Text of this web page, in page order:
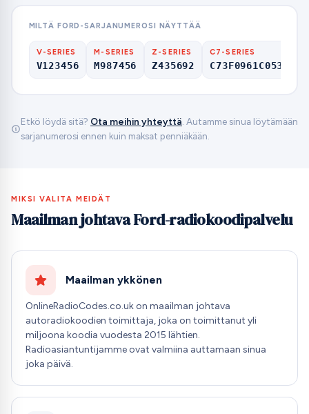
MILTÄ FORD-SARJANUMEROSI NÄYTTÄÄ
V-SERIES
V123456
M-SERIES
M987456
Z-SERIES
Z435692
C7-SERIES
C73F0961C0536857
Etkö löydä sitä? Ota meihin yhteyttä . Autamme sinua löytämään
sarjanumerosi ennen kuin maksat penniäkään.
MIKSI VALITA MEIDÄT
Maailman johtava Ford-radiokoodipalvelu
Maailman ykkönen
OnlineRadioCodes.co.uk on maailman johtava
autoradiokoodien toimittaja, joka on toimittanut yli
miljoona koodia vuodesta 2015 lähtien.
Radioasiantuntijamme ovat valmiina auttamaan sinua
joka päivä.